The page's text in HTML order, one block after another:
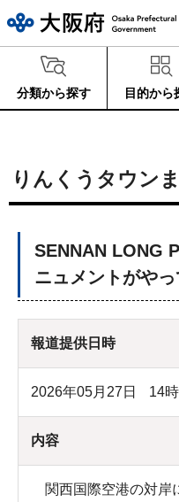
分類から探す 目的から
りんくうタウン
SENNAN LONG
ニュメントがやっ
報道提供日時
2026年05月27日 14時
内容
関西国際空港の対岸